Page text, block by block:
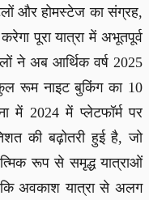
और होमस्टेज का संग्रह,
पूरा यात्रा में अभूतपूर्व
ने अब आर्थिक वर्ष 2025
कुल रूम नाइट बुकिंग का 10
2024 में प्लेटफॉर्म पर
की बढ़ोतरी हुई है, जो
रूप से समृद्ध यात्राओं
कि अवकाश यात्रा से अलग